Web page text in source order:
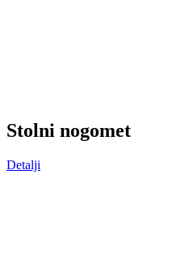
Stolni nogomet
Detalji